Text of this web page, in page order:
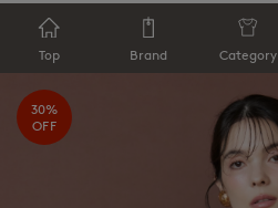
Top Brand Category
30%
OFF